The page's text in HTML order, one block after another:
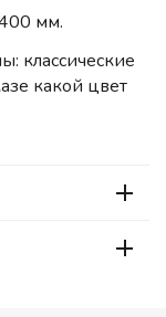
мм.
классические
какой цвет